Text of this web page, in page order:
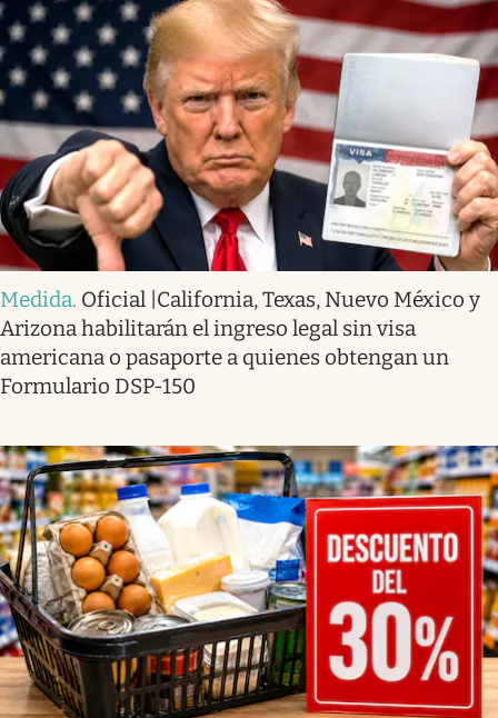
Medida. Oficial |California, Texas, Nuevo México y
Arizona habilitarán el ingreso legal sin visa
americana o pasaporte a quienes obtengan un
Formulario DSP-150